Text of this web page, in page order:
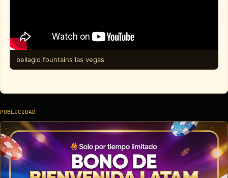
bellagio fountains las vegas
PUBLICIDAD